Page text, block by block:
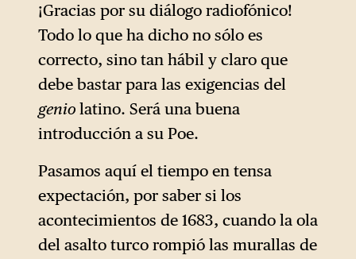
¡Gracias por su diálogo radiofónico!
Todo lo que ha dicho no sólo es
correcto, sino tan hábil y claro que
debe bastar para las exigencias del
genio latino. Será una buena
introducción a su Poe.
Pasamos aquí el tiempo en tensa
expectación, por saber si los
acontecimientos de 1683, cuando la ola
del asalto turco rompió las murallas de